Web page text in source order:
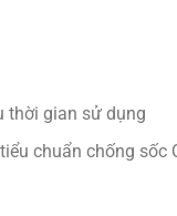
thời gian sử dụng
chuẩn chống sốc